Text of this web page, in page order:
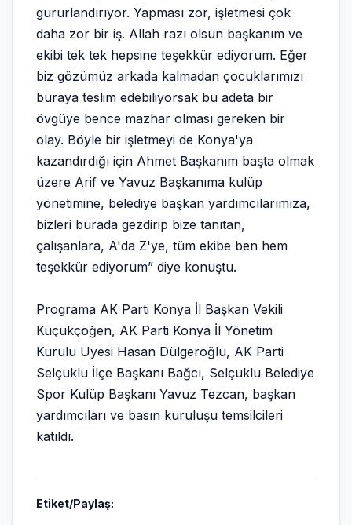
gururlandırıyor. Yapması zor, işletmesi çok
daha zor bir iş. Allah razı olsun başkanım ve
ekibi tek tek hepsine teşekkür ediyorum. Eğer
biz gözümüz arkada kalmadan çocuklarımızı
buraya teslim edebiliyorsak bu adeta bir
övgüye bence mazhar olması gereken bir
olay. Böyle bir işletmeyi de Konya'ya
kazandırdığı için Ahmet Başkanım başta olmak
üzere Arif ve Yavuz Başkanıma kulüp
yönetimine, belediye başkan yardımcılarımıza,
bizleri burada gezdirip bize tanıtan,
çalışanlara, A'da Z'ye, tüm ekibe ben hem
teşekkür ediyorum” diye konuştu.
Programa AK Parti Konya İl Başkan Vekili
Küçükçöğen, AK Parti Konya İl Yönetim
Kurulu Üyesi Hasan Dülgeroğlu, AK Parti
Selçuklu İlçe Başkanı Bağcı, Selçuklu Belediye
Spor Kulüp Başkanı Yavuz Tezcan, başkan
yardımcıları ve basın kuruluşu temsilcileri
katıldı.
Etiket/Paylaş: